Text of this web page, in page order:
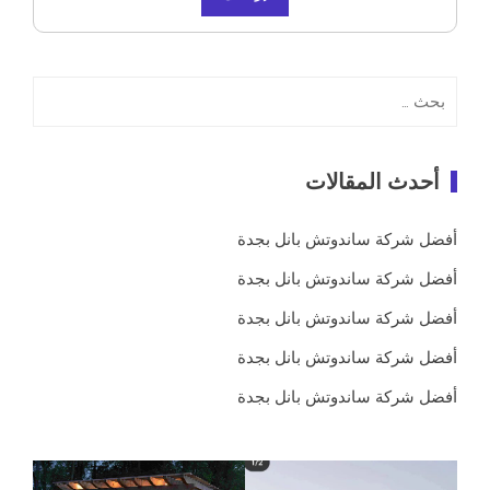
عن:
أحدث المقالات
أفضل شركة ساندوتش بانل بجدة
أفضل شركة ساندوتش بانل بجدة
أفضل شركة ساندوتش بانل بجدة
أفضل شركة ساندوتش بانل بجدة
أفضل شركة ساندوتش بانل بجدة